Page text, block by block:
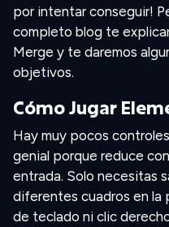
por intentar conseguir!
completo blog te
Merge y te daremos
objetivos.
Cómo Jugar
Hay muy pocos
genial porque reduce
entrada. Solo necesitas
diferentes cuadros en la
de teclado ni clic